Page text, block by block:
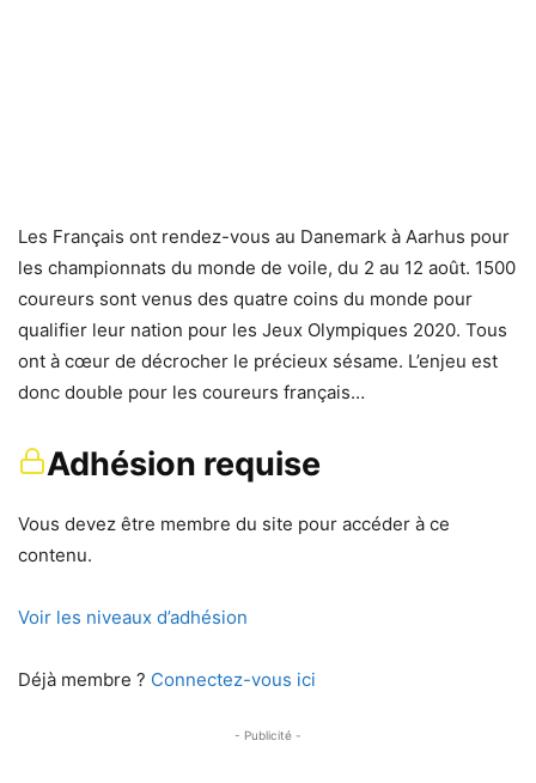
Les Français ont rendez-vous au Danemark à Aarhus pour
les championnats du monde de voile, du 2 au 12 août. 1500
coureurs sont venus des quatre coins du monde pour
qualifier leur nation pour les Jeux Olympiques 2020. Tous
ont à cœur de décrocher le précieux sésame. L’enjeu est
donc double pour les coureurs français…
Adhésion requise
Vous devez être membre du site pour accéder à ce
contenu.
Voir les niveaux d’adhésion
Déjà membre ? Connectez-vous ici
- Publicité -